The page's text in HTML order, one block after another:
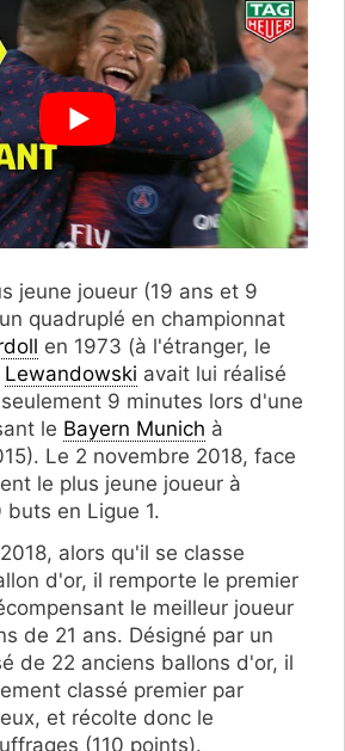
jeune joueur (19 ans et 9
quadruplé en championnat
en 1973 (à l'étranger, le
Lewandowski avait lui réalisé
9 minutes lors d'une
le Bayern Munich à
Le 2 novembre 2018, face
le plus jeune joueur à
en Ligue 1.
alors qu'il se classe
d'or, il remporte le premier
le meilleur joueur
de 21 ans. Désigné par un
de 22 anciens ballons d'or, il
classé premier par
et récolte donc le
(110 points).